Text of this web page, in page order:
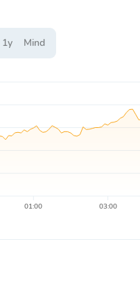
1y Mind
01:00 03:00